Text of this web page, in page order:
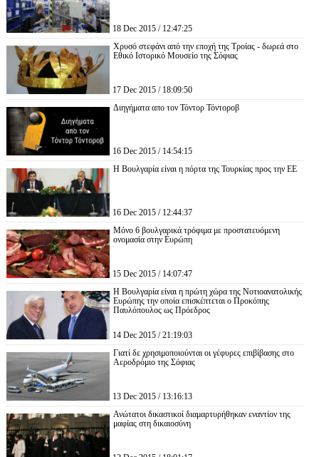
18 Dec 2015 / 12:47:25
Χρυσό στεφάνι από την εποχή της Τροίας - δωρεά στο
Εθικό Ιστορικό Μουσείο της Σόφιας
17 Dec 2015 / 18:09:50
Διηγήματα απο τον Τόντορ Τόντοροβ
16 Dec 2015 / 14:54:15
Η Βουλγαρία είναι η πόρτα της Τουρκίας προς την ΕΕ
16 Dec 2015 / 12:44:37
Μόνο 6 βουλγαρικά τρόφιμα με προστατευόμενη
ονομασία στην Ευρώπη
15 Dec 2015 / 14:07:47
Η Βουλγαρία είναι η πρώτη χώρα της Νοτιοανατολικής
Ευρώπης την οποία επισκέπτεται ο Προκόπης
Παυλόπουλος ως Πρόεδρος
14 Dec 2015 / 21:19:03
Γιατί δε χρησιμοποιούνται οι γέφυρες επιβίβασης στο
Αεροδρόμιο της Σόφιας
13 Dec 2015 / 13:16:13
Ανώτατοι δικαστικοί διαμαρτυρήθηκαν εναντίον της
μαφίας στη δικαιοσύνη